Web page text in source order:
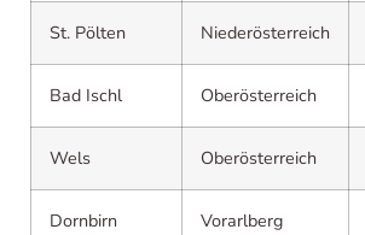
St. Pölten Niederösterreich
Bad Ischl Oberösterreich
Wels Oberösterreich
Dornbirn Vorarlberg